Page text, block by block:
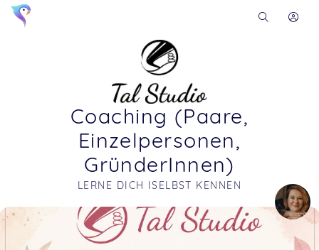
Coaching (Paare,
Einzelpersonen,
GründerInnen)
LERNE DICH ISELBST KENNEN
Soon you will learn more about me here...